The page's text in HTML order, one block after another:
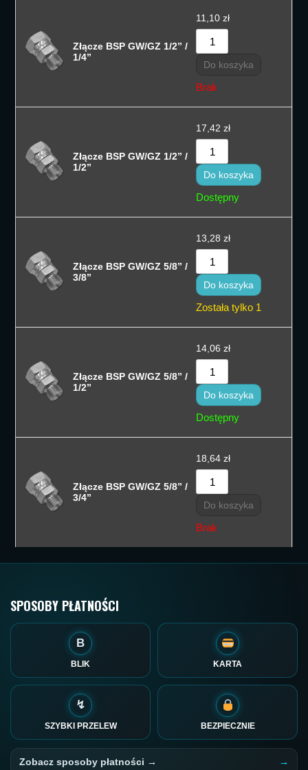
Złącze BSP GW/GZ 1/2” /
1/4”
11,10 zł
Do koszyka
Brak
Złącze BSP GW/GZ 1/2” /
1/2”
17,42 zł
Do koszyka
Dostępny
Złącze BSP GW/GZ 5/8” /
3/8”
13,28 zł
Do koszyka
Została tylko 1
Złącze BSP GW/GZ 5/8” /
1/2”
14,06 zł
Do koszyka
Dostępny
Złącze BSP GW/GZ 5/8” /
3/4”
18,64 zł
Do koszyka
Brak
SPOSOBY PŁATNOŚCI
B
BLIK KARTA
↯
SZYBKI PRZELEW BEZPIECZNIE
Zobacz sposoby płatności →